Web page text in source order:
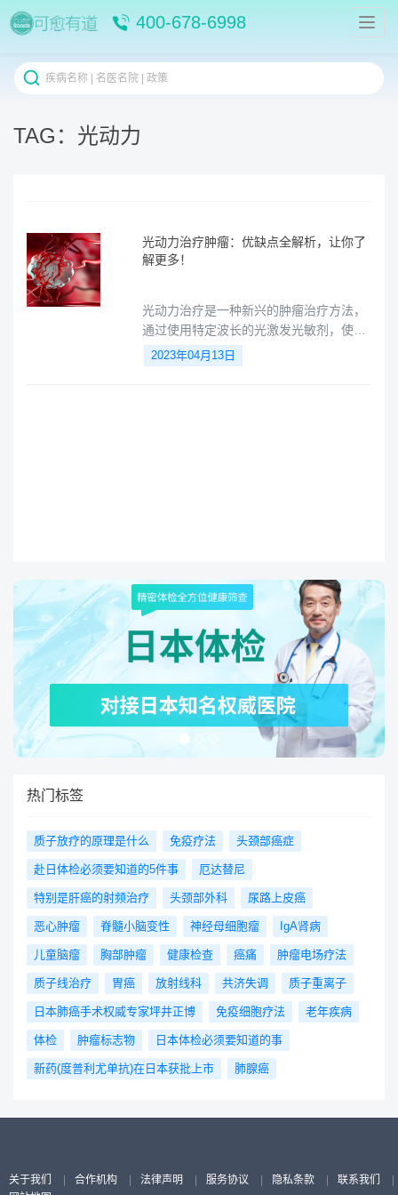
400-678-6998
TAG：光动力
光动力治疗肿瘤：优缺点全解析，让你了
解更多！
光动力治疗是一种新兴的肿瘤治疗方法，
通过使用特定波长的光激发光敏剂，使其
在体内产生的一系列化学反应，从而破坏
肿瘤细胞。相较于传统的化疗和放疗等治
2023年04月13日
热门标签
质子放疗的原理是什么 免疫疗法 头颈部癌症
赴日体检必须要知道的5件事 厄达替尼
特别是肝癌的射频治疗 头颈部外科 尿路上皮癌
恶心肿瘤 脊髓小脑变性 神经母细胞瘤 IgA肾病
儿童脑瘤 胸部肿瘤 健康检查 癌痛 肿瘤电场疗法
质子线治疗 胃癌 放射线科 共济失调 质子重离子
日本肺癌手术权威专家坪井正博 免疫细胞疗法 老年疾病
体检 肿瘤标志物 日本体检必须要知道的事
新药(度普利尤单抗)在日本获批上市 肺腺癌
关于我们 合作机构 法律声明 服务协议 隐私条款 联系我们